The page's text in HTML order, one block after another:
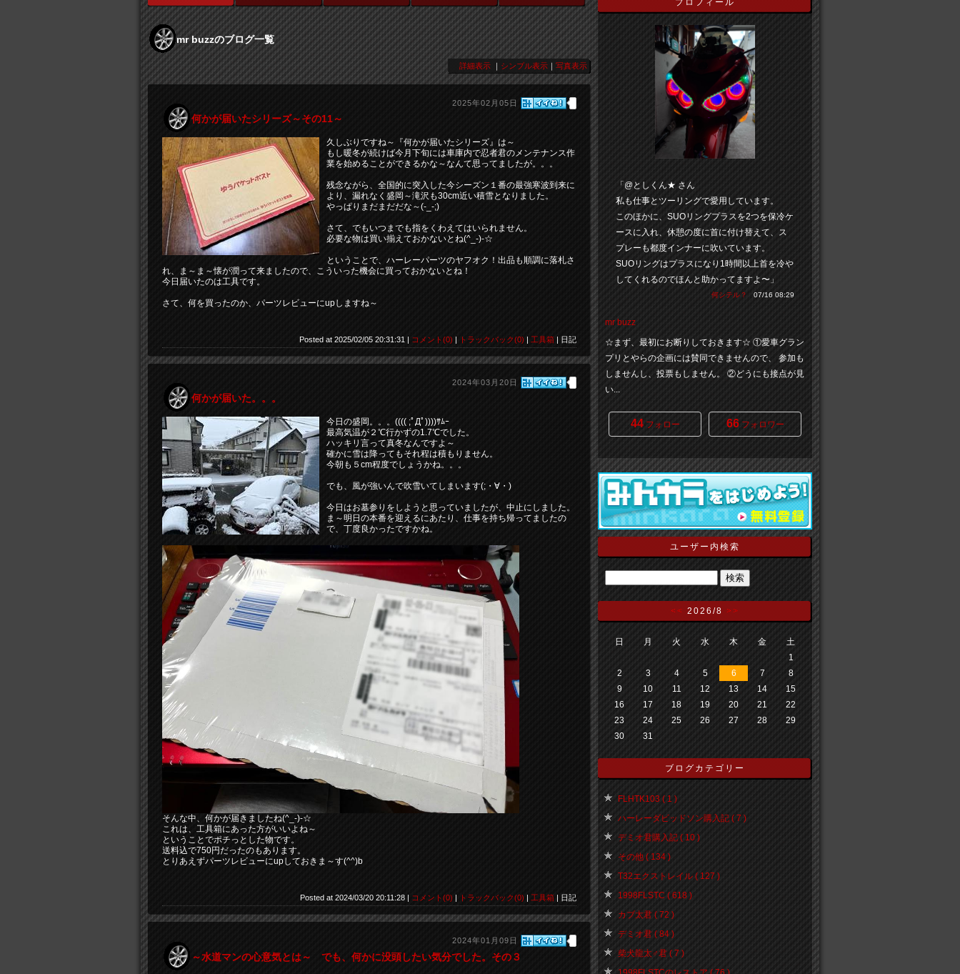
mr buzzのブログ一覧
詳細表示 ｜ シンプル表示 ｜ 写真表示
2025年02月05日
何かが届いたシリーズ～その11～
久しぶりですね～『何かが届いたシリーズ』は～
もし暖冬が続けば今月下旬には車庫内で忍者君のメンテナンス作
業を始めることができるかな～なんて思ってましたが。。。
残念ながら、全国的に突入した今シーズン１番の最強寒波到来に
より、漏れなく盛岡～滝沢も30cm近い積雪となりました。
やっぱりまだまだだな～(-_-;)
さて、でもいつまでも指をくわえてはいられません。
必要な物は買い揃えておかないとね(^_-)-☆
ということで、ハーレーパーツのヤフオク！出品も順調に落札さ
れ、ま～ま～懐が潤って来ましたので、こういった機会に買っておかないとね！
今日届いたのは工具です。
さて、何を買ったのか、パーツレビューにupしますね～
Posted at 2025/02/05 20:31:31 | コメント(0) | トラックバック(0) | 工具箱 | 日記
2024年03月20日
何かが届いた。。。
今日の盛岡。。。(((( ;ﾟДﾟ))))ｻﾑｰ
最高気温が２℃行かずの1.7℃でした。
ハッキリ言って真冬なんですよ～
確かに雪は降ってもそれ程は積もりません。
今朝も５cm程度でしょうかね。。。
でも、風が強いんで吹雪いてしまいます(;・∀・)
今日はお墓参りをしようと思っていましたが、中止にしました。
ま～明日の本番を迎えるにあたり、仕事を持ち帰ってましたの
で、丁度良かったですかね。
そんな中、何かが届きましたね(^_-)-☆
これは、工具箱にあった方がいいよね～
ということでポチっとした物です。
送料込で750円だったのもあります。
とりあえずパーツレビューにupしておきま～す(^^)b
Posted at 2024/03/20 20:11:28 | コメント(0) トラックバック(0) 工具箱 | 日記
2024年01月09日
～水道マンの心意気とは～ でも、何かに没頭したい気分でした。その３
プロフィール
「@としくん★ さん
私も仕事とツーリングで愛用しています。
このほかに、SUOリングプラスを2つを保冷ケ
ースに入れ、休憩の度に首に付け替えて、ス
プレーも都度インナーに吹いています。
SUOリングはプラスになり1時間以上首を冷や
してくれるのでほんと助かってますよ〜」
何シテル？ 07/16 08:29
mr buzz
☆まず、最初にお断りしておきます☆ ①愛車グラン
プリとやらの企画には賛同できませんので、 参加も
しませんし、投票もしません。 ②どうにも接点が見
い...
44フォロー 66フォロワー
ユーザー内検索
<<2026/8>>
日 月 火 水 木 金
土
1
2
3 4 5 6 7
8
9
10 11 12 13 14
15
16
17 18 19 20 21
22
23
24 25 26 27 28
29
30
31
ブログカテゴリー
FLHTK103 ( 1 )
ハーレーダビッドソン購入記 ( 7 )
デミオ君購入記 ( 10 )
その他 ( 134 )
T32エクストレイル ( 127 )
1998FLSTC ( 618 )
カブ太君 ( 72 )
デミオ君 ( 84 )
柴犬龍太♂君 ( 7 )